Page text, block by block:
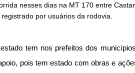
nesses dias na MT 170 entre
por usuários da rodovia.
tem nos prefeitos dos
pois tem estado com obras e